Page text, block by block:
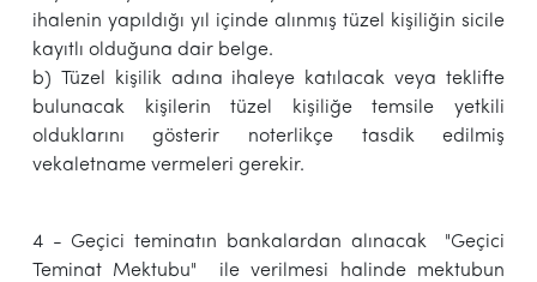
ihalenin yapıldığı yıl içinde alınmış tüzel kişiliğin sicile
kayıtlı olduğuna dair belge.
b) Tüzel kişilik adına ihaleye katılacak veya teklifte
bulunacak kişilerin tüzel kişiliğe temsile yetkili
olduklarını gösterir noterlikçe tasdik edilmiş
vekaletname vermeleri gerekir.
4 - Geçici teminatın bankalardan alınacak "Geçici
Teminat Mektubu" ile verilmesi halinde mektubun